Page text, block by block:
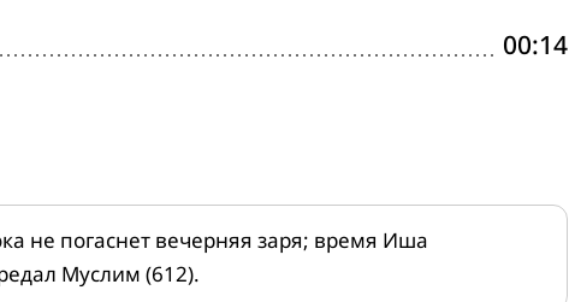
00:14
не погаснет вечерняя заря; время Иша
Муслим (612).